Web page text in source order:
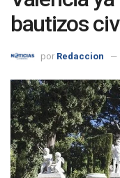
bautizos
por Redaccion